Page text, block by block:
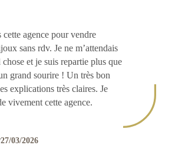
cette agence pour vendre
sans rdv. Je ne m’attendais
chose et je suis repartie plus que
grand sourire ! Un très bon
explications très claires. Je
vivement cette agence.
27/03/2026